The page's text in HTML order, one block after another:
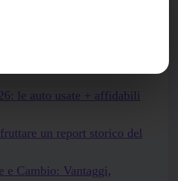
le auto usate + affidabili
un report storico del
e Cambio: Vantaggi,